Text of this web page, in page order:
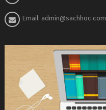
Email: admin@sachhoc.com